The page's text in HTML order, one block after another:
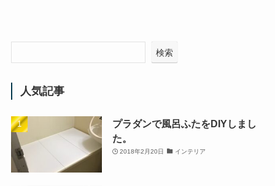
検索
人気記事
プラダンで風呂ふたをDIYしまし
た。
2018年2月20日 インテリア